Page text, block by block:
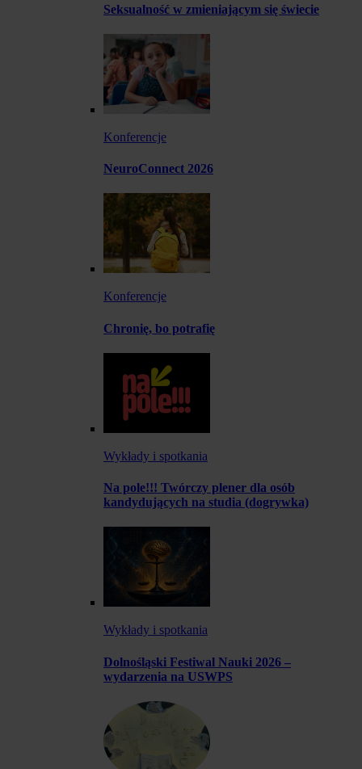
Seksualność w zmieniającym się świecie
Konferencje
NeuroConnect 2026
Konferencje
Chronię, bo potrafię
Wykłady i spotkania
Na pole!!! Twórczy plener dla osób
kandydujących na studia (dogrywka)
Wykłady i spotkania
Dolnośląski Festiwal Nauki 2026 –
wydarzenia na USWPS